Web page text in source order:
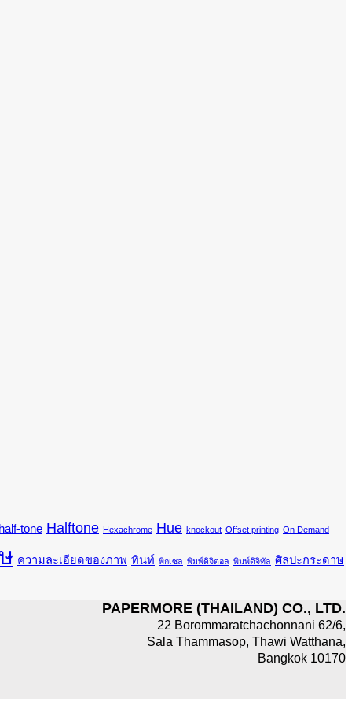
tone Halftone Hexachrome Hue knockout Offset printing On Demand
ความละเอียดของภาพ ทินท์ พิกเซล พิมพ์ดิจิตอล พิมพ์ดิจิทัล ศิลปะกระดาษ
PAPERMORE (THAILAND) CO., LTD.
22 Borommaratchachonnani 62/6,
Sala Thammasop, Thawi Watthana,
Bangkok 10170